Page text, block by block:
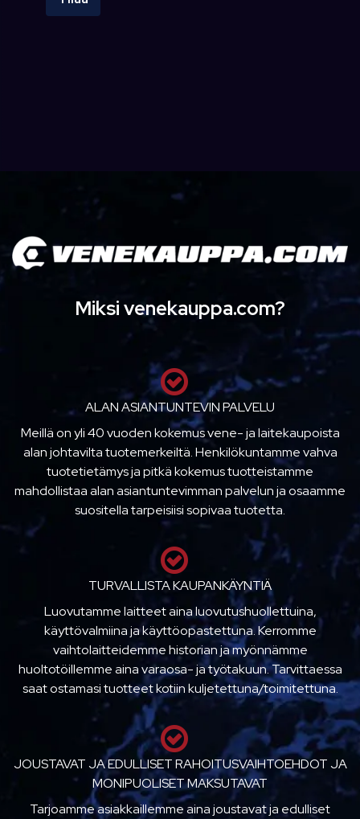
Miksi venekauppa.com?
ALAN ASIANTUNTEVIN PALVELU
Meillä on yli 40 vuoden kokemus vene- ja laitekaupoista
alan johtavilta tuotemerkeiltä. Henkilökuntamme vahva
tuotetietämys ja pitkä kokemus tuotteistamme
mahdollistaa alan asiantuntevimman palvelun ja osaamme
suositella tarpeisiisi sopivaa tuotetta.
TURVALLISTA KAUPANKÄYNTIÄ
Luovutamme laitteet aina luovutushuollettuina,
käyttövalmiina ja käyttöopastettuna. Kerromme
vaihtolaitteidemme historian ja myönnämme
huoltotöillemme aina varaosa- ja työtakuun. Tarvittaessa
saat ostamasi tuotteet kotiin kuljetettuna/toimitettuna.
JOUSTAVAT JA EDULLISET RAHOITUSVAIHTOEHDOT JA
MONIPUOLISET MAKSUTAVAT
Tarjoamme asiakkaillemme aina joustavat ja edulliset